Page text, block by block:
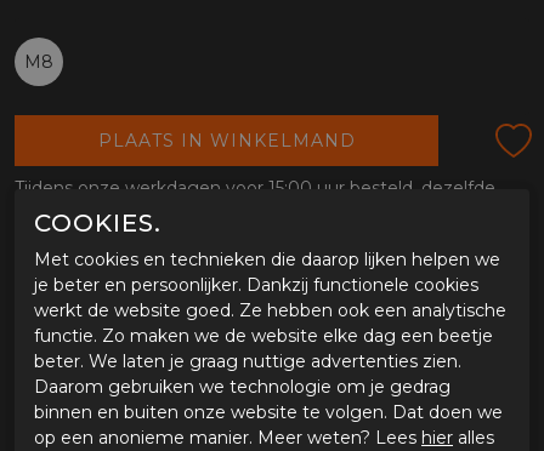
M8
PLAATS IN WINKELMAND
Tijdens onze werkdagen voor 15:00 uur besteld, dezelfde
dag verstuurd.
OMSCHRIJVING RAM BASE W HOLE M8 SCREW
Artikel: RAM-B-367U RAM MOTORCYCLE BASE W HOLE
M8 SCREW
SPECIFICATIES RAM BASE W HOLE M8 SCREW
COOKIES.
Met cookies en technieken die daarop lijken helpen we
je beter en persoonlijker. Dankzij functionele cookies
werkt de website goed. Ze hebben ook een analytische
functie. Zo maken we de website elke dag een beetje
beter. We laten je graag nuttige advertenties zien.
Daarom gebruiken we technologie om je gedrag
binnen en buiten onze website te volgen. Dat doen we
op een anonieme manier. Meer weten? Lees hier alles